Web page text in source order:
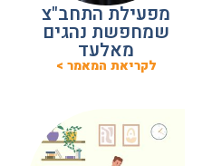
מפעילת התחב"צ
שמחפשת נהגים
מאלעד
לקריאת המאמר >